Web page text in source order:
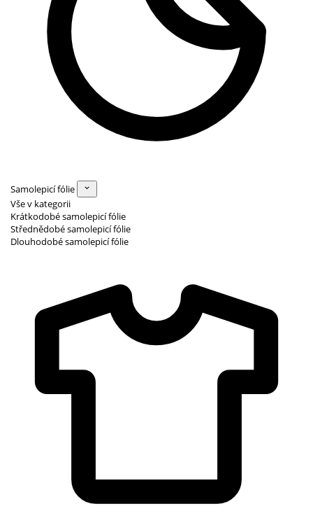
Samolepicí fólie
Vše v kategorii
Krátkodobé samolepicí fólie
Střednědobé samolepicí fólie
Dlouhodobé samolepicí fólie